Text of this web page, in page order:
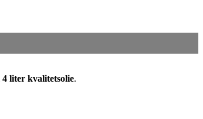
4 liter kvalitetsolie.